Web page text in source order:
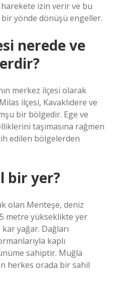
harekete izin verir ve bu
yönde dönüşü engeller.
nerede ve
merkez ilçesi olarak
ilçesi, Kavaklıdere ve
bir bölgedir. Ege ve
taşımasına rağmen
edilen bölgelerden
bir yer?
olan Menteşe, deniz
metre yükseklikte yer
kar yağar. Dağları
kaplı
sahiptir. Muğla
herkes orada bir sahil